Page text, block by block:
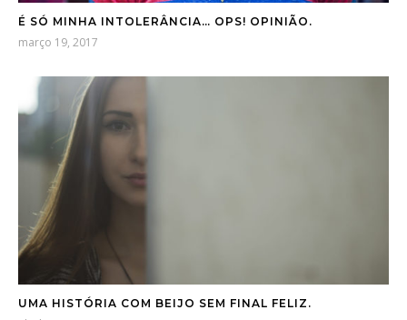
É SÓ MINHA INTOLERÂNCIA… OPS! OPINIÃO.
março 19, 2017
UMA HISTÓRIA COM BEIJO SEM FINAL FELIZ.